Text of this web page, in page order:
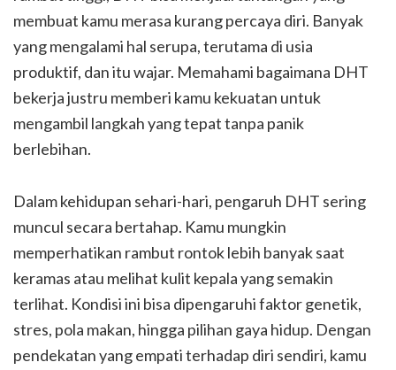
membuat kamu merasa kurang percaya diri. Banyak
yang mengalami hal serupa, terutama di usia
produktif, dan itu wajar. Memahami bagaimana DHT
bekerja justru memberi kamu kekuatan untuk
mengambil langkah yang tepat tanpa panik
berlebihan.
Dalam kehidupan sehari-hari, pengaruh DHT sering
muncul secara bertahap. Kamu mungkin
memperhatikan rambut rontok lebih banyak saat
keramas atau melihat kulit kepala yang semakin
terlihat. Kondisi ini bisa dipengaruhi faktor genetik,
stres, pola makan, hingga pilihan gaya hidup. Dengan
pendekatan yang empati terhadap diri sendiri, kamu